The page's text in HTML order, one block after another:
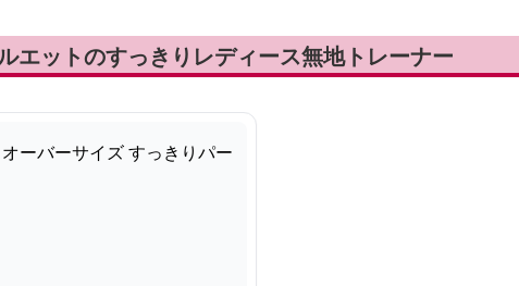
エットのすっきりレディース無地トレーナー